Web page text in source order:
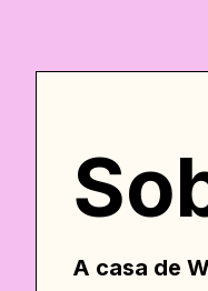
A casa de